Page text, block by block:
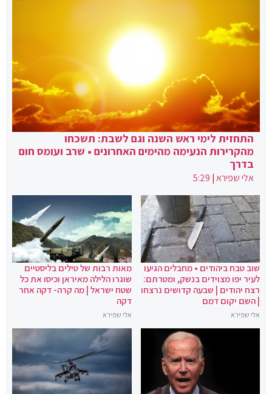
התחזית לימי ראש השנה וגם לשבת: תשכחו
מהקרירות הנעימה מהימים האחרונים • שרב ועומס חום
בדרך
אלי שפירא|
5:29
שוב טבח ביהודים • מחבלים הגיעו
לעיר יפו מצוידים בנשק, ומטרתם:
רצח יהודים | שבעה קדושים נרצחו
| השם יקום דמם
אלי שפירא
מאות רבות של טילים בליסטיים
שוגרו הלילה מאיראן וכיסו את כל
שטח ישראל | מה קרה- דקה אחר
דקה
אלי שפירא